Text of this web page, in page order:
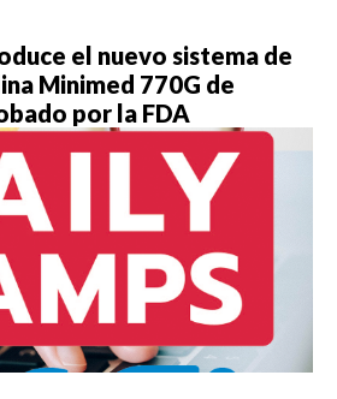
el nuevo sistema de
Minimed 770G de
por la FDA